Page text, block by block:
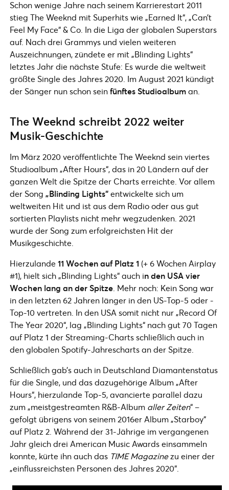
Schon wenige Jahre nach seinem Karrierestart 2011
stieg The Weeknd mit Superhits wie „Earned It“, „Can’t
Feel My Face“ & Co. In die Liga der globalen Superstars
auf. Nach drei Grammys und vielen weiteren
Auszeichnungen, zündete er mit „Blinding Lights“
letztes Jahr die nächste Stufe: Es wurde die weltweit
größte Single des Jahres 2020. Im August 2021 kündigt
der Sänger nun schon seinfünftes Studioalbuman.
The Weeknd schreibt 2022 weiter
Musik-Geschichte
Im März 2020 veröffentlichte The Weeknd sein viertes
Studioalbum „After Hours“, das in 20 Ländern auf der
ganzen Welt die Spitze der Charts erreichte. Vor allem
der Song „Blinding Lights“entwickelte sich um
weltweiten Hit und ist aus dem Radio oder aus gut
sortierten Playlists nicht mehr wegzudenken. 2021
wurde der Song zum erfolgreichsten Hit der
Musikgeschichte.
Hierzulande11 Wochen auf Platz 1 (+ 6 Wochen Airplay
#1), hielt sich „Blinding Lights“ auch in den USA vier
Wochen lang an der Spitze . Mehr noch: Kein Song war
in den letzten 62 Jahren länger in den US-Top-5 oder -
Top-10 vertreten. In den USA somit nicht nur „Record Of
The Year 2020“, lag „Blinding Lights“ nach gut 70 Tagen
auf Platz 1 der Streaming-Charts schließlich auch in
den globalen Spotify-Jahrescharts an der Spitze.
Schließlich gab’s auch in Deutschland Diamantenstatus
für die Single, und das dazugehörige Album „After
Hours“, hierzulande Top-5, avancierte parallel dazu
zum „meistgestreamten R&B-Album aller Zeiten“ –
gefolgt übrigens von seinem 2016er Album „Starboy“
auf Platz 2. Während der 31-Jährige im vergangenen
Jahr gleich drei American Music Awards einsammeln
konnte, kürte ihn auch das TIME Magazinezu einer der
„einflussreichsten Personen des Jahres 2020“.